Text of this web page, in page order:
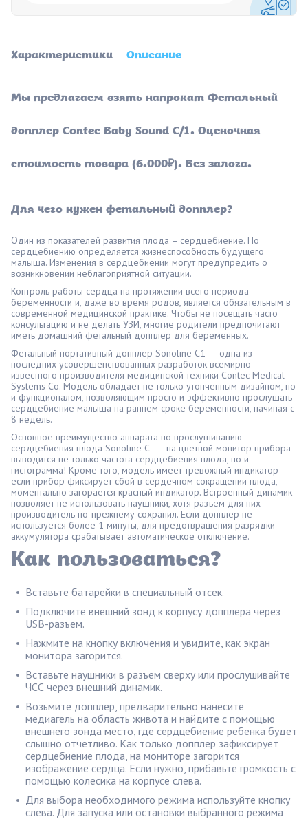
Характеристики Описание
Мы предлагаем взять напрокат Фетальный
допплер Contec Baby Sound C/1 . Оценочная
стоимость товара (6.000₽). Без залога.
Для чего нужен фетальный допплер?
Один из показателей развития плода – сердцебиение. По
сердцебиению определяется жизнеспособность будущего
малыша. Изменения в сердцебиении могут предупредить о
возникновении неблагоприятной ситуации.
Контроль работы сердца на протяжении всего периода
беременности и, даже во время родов, является обязательным в
современной медицинской практике. Чтобы не посещать часто
консультацию и не делать УЗИ, многие родители предпочитают
иметь домашний фетальный допплер для беременных.
Фетальный портативный допплер Sonoline С1 – одна из
последних усовершенствованных разработок всемирно
известного производителя медицинской техники Contec Medical
Systems Co. Модель обладает не только утонченным дизайном, но
и функционалом, позволяющим просто и эффективно прослушать
сердцебиение малыша на раннем сроке беременности, начиная с
8 недель.
Основное преимущество аппарата по прослушиванию
сердцебиения плода Sonoline С — на цветной монитор прибора
выводится не только частота сердцебиения плода, но и
гистограмма! Кроме того, модель имеет тревожный индикатор —
если прибор фиксирует сбой в сердечном сокращении плода,
моментально загорается красный индикатор. Встроенный динамик
позволяет не использовать наушники, хотя разъем для них
производитель по-прежнему сохранил. Если допплер не
используется более 1 минуты, для предотвращения разрядки
аккумулятора срабатывает автоматическое отключение.
Как пользоваться?
Вставьте батарейки в специальный отсек.
Подключите внешний зонд к корпусу допплера через
USB-разъем.
Нажмите на кнопку включения и увидите, как экран
монитора загорится.
Вставьте наушники в разъем сверху или прослушивайте
ЧСС через внешний динамик.
Возьмите допплер, предварительно нанесите
медиагель на область живота и найдите с помощью
внешнего зонда место, где сердцебиение ребенка будет
слышно отчетливо. Как только допплер зафиксирует
сердцебиение плода, на мониторе загорится
изображение сердца. Если нужно, прибавьте громкость с
помощью колесика на корпусе слева.
Для выбора необходимого режима используйте кнопку
слева. Для запуска или остановки выбранного режима